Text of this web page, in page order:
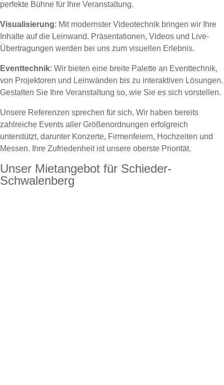
perfekte Bühne für Ihre Veranstaltung.
Visualisierung: Mit modernster Videotechnik bringen wir Ihre
Inhalte auf die Leinwand. Präsentationen, Videos und Live-
Übertragungen werden bei uns zum visuellen Erlebnis.
Eventtechnik: Wir bieten eine breite Palette an Eventtechnik,
von Projektoren und Leinwänden bis zu interaktiven Lösungen.
Gestalten Sie Ihre Veranstaltung so, wie Sie es sich vorstellen.
Unsere Referenzen sprechen für sich. Wir haben bereits
zahlreiche Events aller Größenordnungen erfolgreich
unterstützt, darunter Konzerte, Firmenfeiern, Hochzeiten und
Messen. Ihre Zufriedenheit ist unsere oberste Priorität.
Unser Mietangebot für Schieder-
Schwalenberg